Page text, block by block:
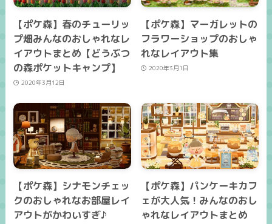
【ポケ森】春のチューリッ
プ畑みんなのおしゃれなレ
イアウトまとめ【どうぶつ
の森ポケットキャンプ】
2020年3月12日
【ポケ森】マーガレットの
フラワーショップのおしゃ
れなレイアウト集
2020年3月1日
【ポケ森】シナモンチェッ
クのおしゃれなお部屋レイ
アウトがかわいすぎ♪
【ポケ森】パンケーキカフ
ェが大人気！みんなのおし
ゃれなレイアウトまとめ